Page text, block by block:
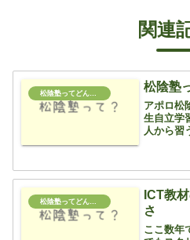
関連
松陰塾
アポロ松
生自立学
人から習
します
ン」を使
松陰塾ってどんな塾？
ICT教
さ
ここ数年